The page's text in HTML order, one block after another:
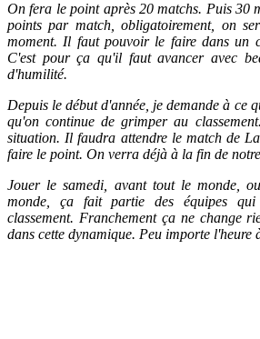
On fera le point après 20 matchs. Puis 30
points par match, obligatoirement, on
moment. Il faut pouvoir le faire dans un
C'est pour ça qu'il faut avancer avec
d'humilité.
Depuis le début d'année, je demande à ce
qu'on continue de grimper au
situation. Il faudra attendre le match de
faire le point. On verra déjà à la fin de
Jouer le samedi, avant tout le monde,
monde, ça fait partie des équipes
classement. Franchement ça ne change
dans cette dynamique. Peu importe l'heure